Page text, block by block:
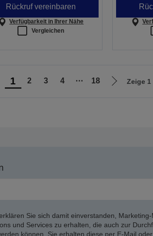
Rückruf vereinbaren
Verfügbarkeit in Ihrer Nähe
Vergleichen
1 2 3 4 ⋯ 18
Zur
Zeige 1
Sie sich damit einverstanden,
und Services zu erhalten, die auch zur
können. Sie erhalten diese per E-Mail